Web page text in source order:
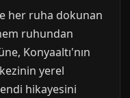
her ruha dokunan
ruhundan
Konyaaltı'nın
yerel
hikayesini